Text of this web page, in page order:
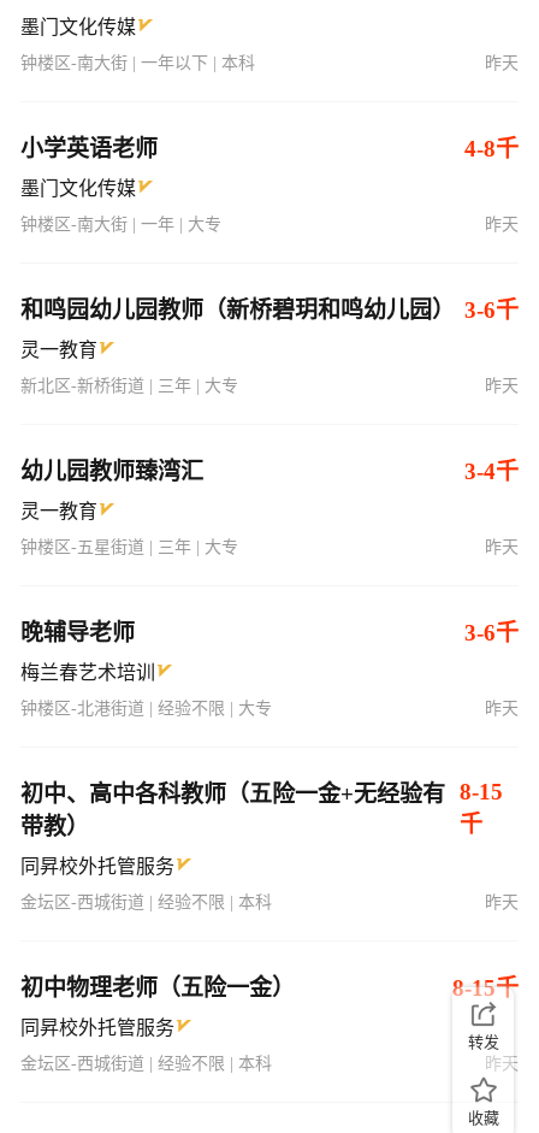
墨门文化传媒
钟楼区-南大街 | 一年以下 | 本科 昨天
小学英语老师 4-8千
墨门文化传媒
钟楼区-南大街 | 一年 | 大专 昨天
和鸣园幼儿园教师（新桥碧玥和鸣幼儿园） 3-6千
灵一教育
新北区-新桥街道 | 三年 | 大专 昨天
幼儿园教师臻湾汇 3-4千
灵一教育
钟楼区-五星街道 | 三年 | 大专 昨天
晚辅导老师 3-6千
梅兰春艺术培训
钟楼区-北港街道 | 经验不限 | 大专 昨天
初中、高中各科教师（五险一金+无经验有
带教）
8-15
千
同昇校外托管服务
金坛区-西城街道 | 经验不限 | 本科 昨天
初中物理老师（五险一金） 8-15千
同昇校外托管服务
金坛区-西城街道 | 经验不限 | 本科 昨天
转发
收藏